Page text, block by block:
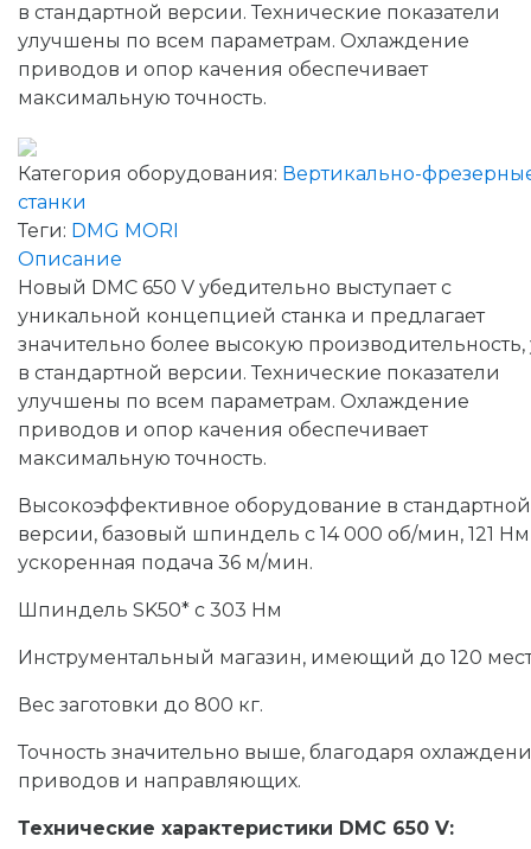
в стандартной версии. Технические показатели
улучшены по всем параметрам. Охлаждение
приводов и опор качения обеспечивает
максимальную точность.
Категория оборудования: Вертикально-
станки
Теги: DMG MORI
Описание
Новый DMC 650 V убедительно выступает с
уникальной концепцией станка и предлагает
значительно более высокую производительность,
в стандартной версии. Технические показатели
улучшены по всем параметрам. Охлаждение
приводов и опор качения обеспечивает
максимальную точность.
Высокоэффективное оборудование в стандартной
версии, базовый шпиндель с 14 000 об/мин, 121
ускоренная подача 36 м/мин.
Шпиндель SK50* с 303 Нм
Инструментальный магазин, имеющий до 120
Вес заготовки до 800 кг.
Точность значительно выше, благодаря
приводов и направляющих.
Технические характеристики DMC 650 V: